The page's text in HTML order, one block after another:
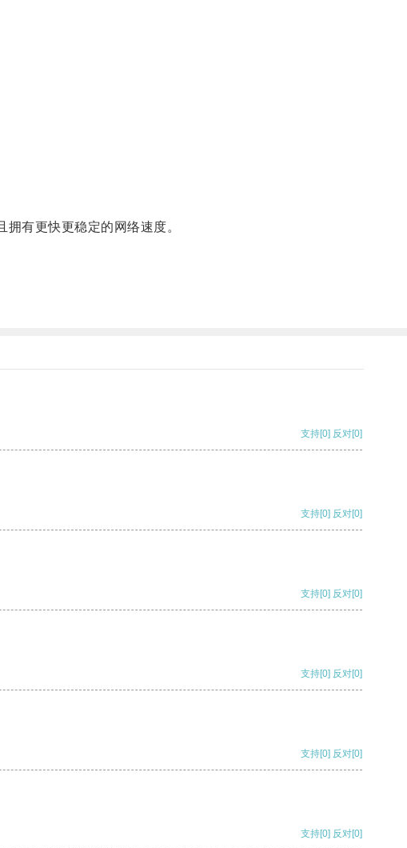
有更快更稳定的网络速度。
支持[0] 反对[0]
支持[0] 反对[0]
支持[0] 反对[0]
支持[0] 反对[0]
支持[0] 反对[0]
支持[0] 反对[0]